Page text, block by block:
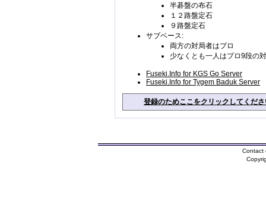
半碁盤の布石
１２路盤定石
９路盤定石
サブベース:
両方の対局者はプロ
少なくとも一人はプロ9段の
Fuseki.Info for KGS Go Server
Fuseki.Info for Tygem Baduk Server
登録のためここをクリックしてくだ
Contact